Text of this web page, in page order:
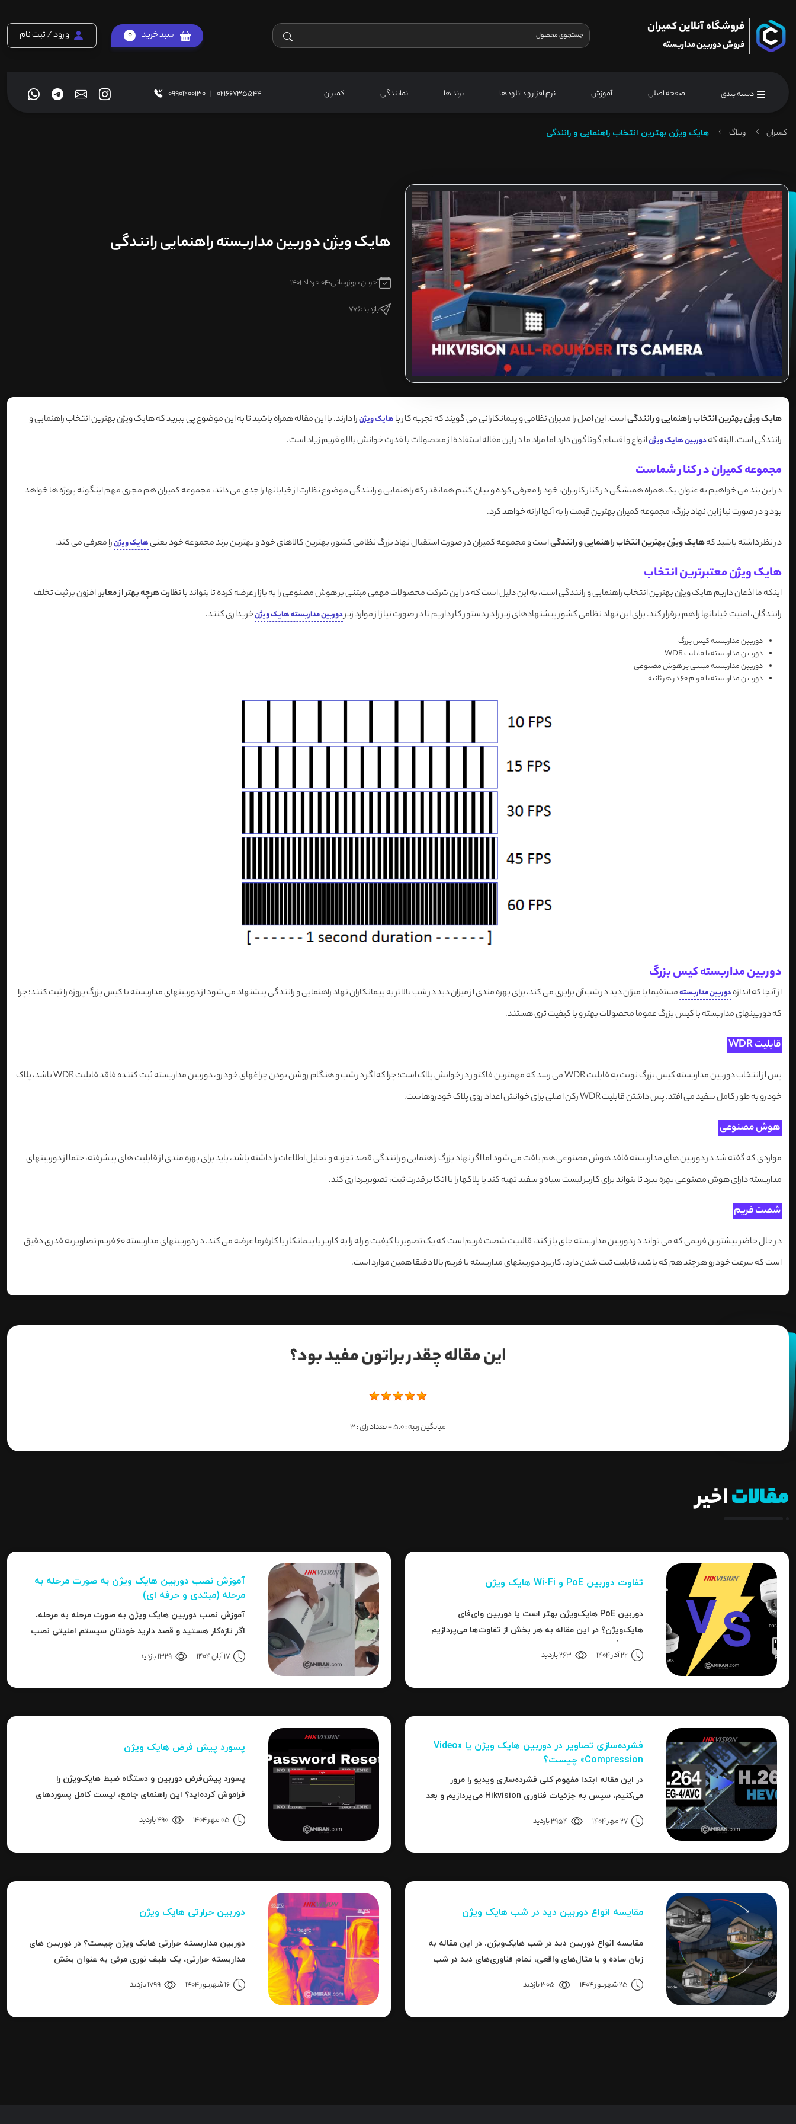
فروشگاه آنلاین کمیران
فروش دوربین مداربسته
سبد خرید 0 ورود / ثبت نام
دسته بندی صفحه اصلی آموزش نرم افزار و دانلودها برند ها نمایندگی کمیران 02166735544
|
09901200130
کمیران وبلاگ هایک ویژن بهترین انتخاب راهنمایی و رانندگی
هایک ویژن دوربین مداربسته راهنمایی رانندگی
آخرین بروزرسانی:04 خرداد 1401
بازدید:776
هایک ویژن بهترین انتخاب راهنمایی و رانندگیاست. این اصل را مدیران نظامی و پیمانکارانی می گویند که تجربه کار باهایک ویژنرا دارند. با این مقاله همراه باشید تا به این موضوع پی ببرید که هایک ویژن بهترین انتخاب راهنمایی و
رانندگی است. البته کهدوربین هایک ویژنانواع و اقسام گوناگون دارد اما مراد ما در این مقاله استفاده از محصولات با قدرت خوانش بالا و فریم زیاد است.
مجموعه کمیران در کنار شماست
در این بند می خواهیم به عنوان یک همراه همیشگی در کنار کاربران، خود را معرفی کرده و بیان کنیم همانقدر که راهنمایی و رانندگی موضوع نظارت از خیابانها را جدی می داند، مجموعه کمیران هم مجری مهم اینگونه پروژه ها خواهد
بود و در صورت نیاز این نهاد بزرگ، مجموعه کمیران بهترین قیمت را به آنها ارائه خواهد کرد.
در نظر داشته باشید کههایک ویژن بهترین انتخاب راهنمایی و رانندگیاست و مجموعه کمیران در صورت استقبال نهاد بزرگ نظامی کشور، بهترین کالاهای خود و بهترین برند مجموعه خود یعنیهایک ویژنرا معرفی می کند.
هایک ویژن معتبرترین انتخاب
اینکه ما اذعان داریم هایک ویژن بهترین انتخاب راهنمایی و رانندگی است، به این دلیل است که در این شرکت محصولات مهمی مبتنی بر هوش مصنوعی را به بازار عرضه کرده تا بتواند بانظارت هرچه بهتر از معابر، افزون بر ثبت تخلف
رانندگان، امنیت خیابانها را هم برقرار کند. برای این نهاد نظامی کشور پیشنهادهای زیر را در دستور کار داریم تا در صورت نیاز از موارد زیردوربین مداربسته هایک ویژنخریداری کنند.
دوربین مداربسته کیس بزرگ
دوربین مداربسته با قابلیت WDR
دوربین مداربسته مبتنی بر هوش مصنوعی
دوربین مداربسته با فریم 60 در هر ثانیه
دوربین مداربسته کیس بزرگ
از آنجا که اندازهدوربین مداربستهمستقیما با میزان دید در شب آن برابری می کند، برای بهره مندی از میزان دید در شب بالاتر به پیمانکاران نهاد راهنمایی و رانندگی پیشنهاد می شود از دوربینهای مداربسته با کیس بزرگ پروژه را ثبت کنند؛ چرا
که دوربینهای مداربسته با کیس بزرگ عموما محصولات بهتر و با کیفیت تری هستند.
قابلیت WDR
پس از انتخاب دوربین مداربسته کیس بزرگ نوبت به قابلیت WDR می رسد که مهمترین فاکتور در خوانش پلاک است؛ چرا که اگر در شب و هنگام روشن بودن چراغهای خودرو، دوربین مداربسته ثبت کننده فاقد قابلیت WDR باشد، پلاک
خودرو به طور کامل سفید می افتد. پس داشتن قابلیت WDR رکن اصلی برای خوانش اعداد روی پلاک خودروهاست.
هوش مصنوعی
مواردی که گفته شد در دوربین های مداربسته فاقد هوش مصنوعی هم یافت می شود اما اگر نهاد بزرگ راهنمایی و رانندگی قصد تجزیه و تحلیل اطلاعات را داشته باشد، باید برای بهره مندی از قابلیت های پیشرفته، حتما از دوربینهای
مداربسته دارای هوش مصنوعی بهره ببرد تا بتواند برای کاربر لیست سیاه و سفید تهیه کند یا پلاکها را با اتکا بر قدرت ثبت، تصویربرداری کند.
شصت فریم
در حال حاضر بیشترین فریمی که می تواند در دوربین مداربسته جای باز کند، قالبیت شصت فریم است که یک تصویر با کیفیت و رله را به کاربر یا پیمانکار یا کارفرما عرضه می کند. در دوربینهای مداربسته 60 فریم تصاویر به قدری دقیق
است که سرعت خودرو هر چند هم که باشد، قابلیت ثبت شدن دارد. کاربرد دوربینهای مداربسته با فریم بالا دقیقا همین موارد است.
این مقاله چقدر براتون مفید بود؟
میانگین رتبه :5.0- تعداد رای :3
مقالاتاخیر
تفاوت دوربین PoE و Wi-Fi هایک‌ ویژن
دوربین PoE هایک‌ویژن بهتر است یا دوربین وای‌فای
هایک‌ویژن؟ در این مقاله به هر بخش از تفاوت‌ها می‌پردازیم
انتخاب است.
22 آذر 1404 263 بازدید
آموزش نصب دوربین هایک‌ ویژن به صورت مرحله‌ به‌
مرحله (مبتدی و حرفه ای)
آموزش نصب دوربین هایک‌ ویژن به صورت مرحله‌ به‌ مرحله،
اگر تازه‌کار هستید و قصد دارید خودتان سیستم امنیتی نصب
دقیق‌تری را بدانید، این مقاله برای شما نوشته شده است.
17 آبان 1404 1329 بازدید
فشرده‌سازی تصاویر در دوربین‌ هایک ویژن یا «Video
Compression» چیست؟
در این مقاله ابتدا مفهوم کلی فشرده‌سازی ویدیو را مرور
می‌کنیم، سپس به جزئیات فناوری Hikvision می‌پردازیم و بعد
می‌رسیم.
27 مهر 1404 2954 بازدید
پسورد پیش فرض هایک ویژن
پسورد پیش‌فرض دوربین و دستگاه ضبط هایک‌ویژن را
فراموش کرده‌اید؟ این راهنمای جامع، لیست کامل پسوردهای
"Invalid Password" را آموزش می‌دهد.
05 مهر 1404 490 بازدید
مقایسه انواع دوربین دید در شب هایک‌ ویژن
مقایسه انواع دوربین دید در شب هایک‌ویژن. در این مقاله به
زبان ساده و با مثال‌های واقعی، تمام فناوری‌های دید در شب
25 شهریور 1404 305 بازدید
دوربین حرارتی هایک ویژن
دوربین مداربسته حرارتی هایک ویژن چیست؟ در دوربین های
مداربسته حرارتی، یک طیف نوری مرئی به عنوان بخش
دوربین هاست.
16 شهریور 1404 1799 بازدید